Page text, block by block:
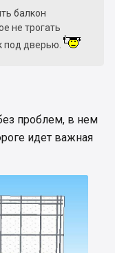
балкон
не трогать
под дверью.
проблем, в нем
идет важная